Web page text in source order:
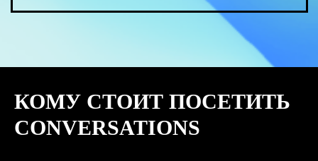
КОМУ СТОИТ ПОСЕТИТЬ
CONVERSATIONS